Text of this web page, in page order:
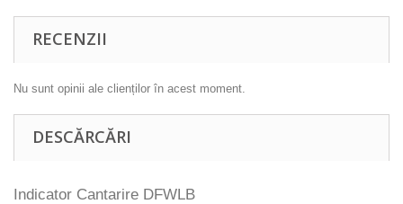
RECENZII
Nu sunt opinii ale clienților în acest moment.
DESCĂRCĂRI
Indicator Cantarire DFWLB